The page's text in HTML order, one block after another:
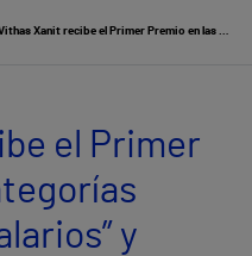
Vithas Xanit recibe el Primer Premio en las categorías “Centros Hospitalarios” y “Gerente Nariz Verde” en los Premios Optimistas
el Primer
y